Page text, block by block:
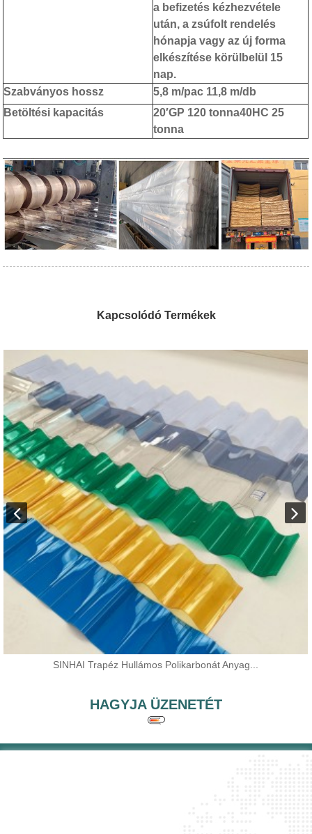
a befizetés kézhezvétele
után, a zsúfolt rendelés
hónapja vagy az új forma
elkészítése körülbelül 15
nap.
Szabványos hossz
5,8 m/pac 11,8 m/db
Betöltési kapacitás
20′GP 120 tonna40HC 25
tonna
Kapcsolódó Termékek
SINHAI Trapéz Hullámos Polikarbonát Anyag...
HAGYJA ÜZENETÉT